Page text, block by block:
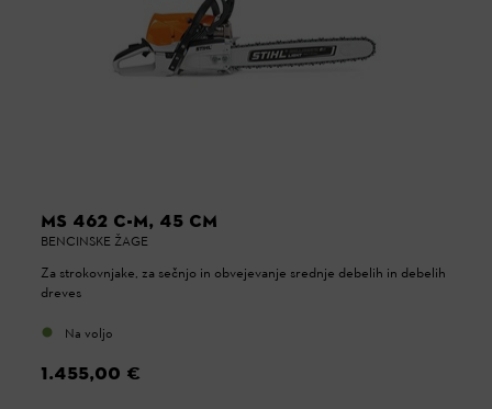
MS 462 C-M, 45 CM
BENCINSKE ŽAGE
Za strokovnjake, za sečnjo in obvejevanje srednje debelih in debelih
dreves
Na voljo
1.455,00 €